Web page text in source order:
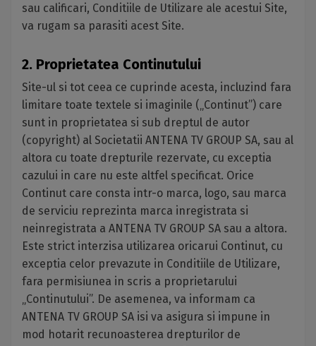
sau calificari, Conditiile de Utilizare ale acestui Site,
va rugam sa parasiti acest Site.
2. Proprietatea Continutului
Site-ul si tot ceea ce cuprinde acesta, incluzind fara
limitare toate textele si imaginile („Continut”) care
sunt in proprietatea si sub dreptul de autor
(copyright) al Societatii ANTENA TV GROUP SA, sau al
altora cu toate drepturile rezervate, cu exceptia
cazului in care nu este altfel specificat. Orice
Continut care consta intr-o marca, logo, sau marca
de serviciu reprezinta marca inregistrata si
neinregistrata a ANTENA TV GROUP SA sau a altora.
Este strict interzisa utilizarea oricarui Continut, cu
exceptia celor prevazute in Conditiile de Utilizare,
fara permisiunea in scris a proprietarului
„Continutului”. De asemenea, va informam ca
ANTENA TV GROUP SA isi va asigura si impune in
mod hotarit recunoasterea drepturilor de